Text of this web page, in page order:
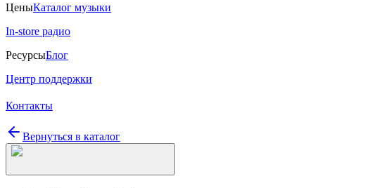
ЦеныКаталог музыки
In-store радио
РесурсыБлог
Центр поддержки
Контакты
Вернуться в каталог